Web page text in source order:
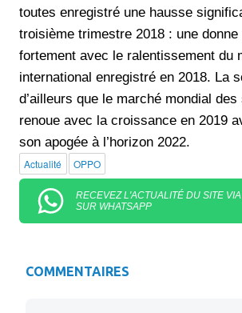
toutes enregistré une hausse
troisième trimestre 2018 : une
fortement avec le ralentissement du
international enregistré en 2018. La
d’ailleurs que le marché mondial
renoue avec la croissance en 2019
son apogée à l’horizon 2022.
Actualité OPPO
RECEVEZ L'ACTUALITÉ DU SITE
SUR WHATSAPP
COMMENTAIRES